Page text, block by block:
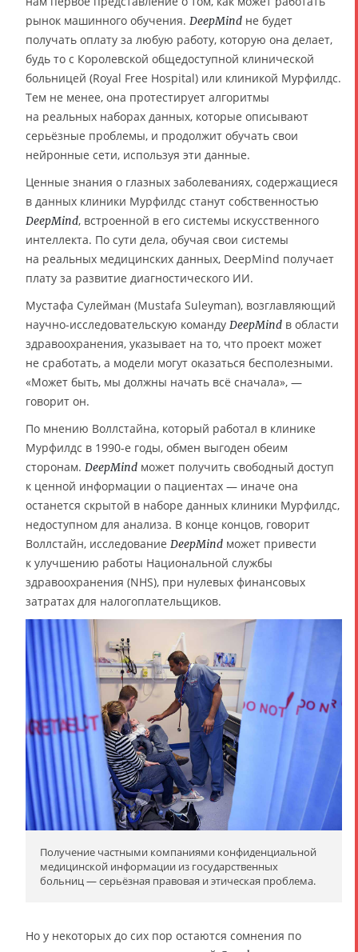
рынок машинного обучения. DeepMind не будет
получать оплату за любую работу, которую она делает,
будь то с Королевской общедоступной клинической
больницей (Royal Free Hospital) или клиникой Мурфилдс.
Тем не менее, она протестирует алгоритмы
на реальных наборах данных, которые описывают
серьёзные проблемы, и продолжит обучать свои
нейронные сети, используя эти данные.
Ценные знания о глазных заболеваниях, содержащиеся
в данных клиники Мурфилдс станут собственностью
DeepMind, встроенной в его системы искусственного
интеллекта. По сути дела, обучая свои системы
на реальных медицинских данных, DeepMind получает
плату за развитие диагностического ИИ.
Мустафа Сулейман (Mustafa Suleyman), возглавляющий
научно-исследовательскую команду DeepMind в области
здравоохранения, указывает на то, что проект может
не сработать, а модели могут оказаться бесполезными.
«Может быть, мы должны начать всё сначала», —
говорит он.
По мнению Воллстайна, который работал в клинике
Мурфилдс в 1990-е годы, обмен выгоден обеим
сторонам. DeepMind может получить свободный доступ
к ценной информации о пациентах — иначе она
останется скрытой в наборе данных клиники Мурфилдс,
недоступном для анализа. В конце концов, говорит
Воллстайн, исследование DeepMind может привести
к улучшению работы Национальной службы
здравоохранения (NHS), при нулевых финансовых
затратах для налогоплательщиков.
Получение частными компаниями конфиденциальной
медицинской информации из государственных
больниц — серьёзная правовая и этическая проблема.
Но у некоторых до сих пор остаются сомнения по